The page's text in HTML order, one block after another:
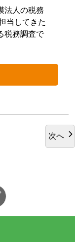
法人の税務
当してきた
税務調査で
次へ